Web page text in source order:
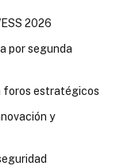
2026
por segunda
foros estratégicos
y